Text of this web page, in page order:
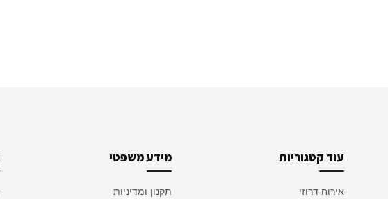
עוד קטגוריות
אירוח דרוזי
מידע משפטי
תקנון ומדיניות